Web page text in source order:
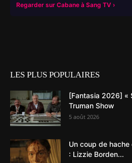
Regarder sur Cabane à Sang TV
LES PLUS POPULAIRES
[Fantasia 2026] «
Truman Show
5 août 2026
Un coup de
: Lizzie Borden...